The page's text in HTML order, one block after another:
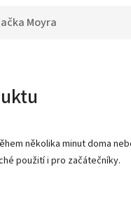
Moyra
několika minut doma
použití i pro začátečníky.